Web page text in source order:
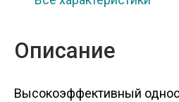
Описание
Высокоэффективный